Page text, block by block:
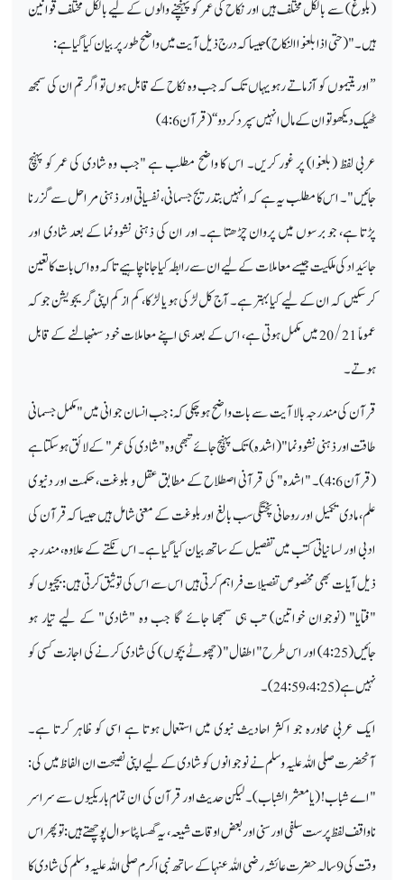
(بلوغ) سے بالکل مختلف ہیں اور نکاح کی عمر کو پہنچنے والوں کے لیے بالکل مختلف قوانین
ہیں۔ " (حتى اذا بلغوا النكاح) جیسا کہ درج ذیل آیت میں واضح طور پر بیان کیا گیا ہے:
’’اور یتیموں کو آزماتے رہو یہاں تک کہ جب وہ نکاح کے قابل ہوں تو اگر تم ان کی سمجھ
ٹھیک دیکھو تو ان کے مال انہیں سپرد کردو‘‘ (قرآن 4:6)
عربی لفظ (بلغوا) پر غور کریں۔ اس کا واضح مطلب ہے "جب وہ شادی کی عمر کو پہنچ
جائیں"۔ اس کا مطلب یہ ہے کہ انہیں بتدریج جسمانی، نفسیاتی اور ذہنی مراحل سے گزرنا
پڑتا ہے، جو برسوں میں پروان چڑھتا ہے۔ اور ان کی ذہنی نشوونما کے بعد شادی اور
جائیداد کی ملکیت جیسے معاملات کے لیے ان سے رابطہ کیا جانا چاہیے تاکہ وہ اس بات کا تعین
کر سکیں کہ ان کے لیے کیا بہتر ہے۔ آج کل لڑکی ہو یا لڑکا، کم از کم اپنی گریجویشن جو کہ
عموماً 20/21 میں مکمل ہوتی ہے، اس کے بعد ہی اپنے معاملات خود سنبھالنے کے قابل
ہوتے۔
قرآن کی مندرجہ بالا آیت سے بات واضح ہو چکی کہ: جب انسان جوانی میں "مکمل جسمانی
طاقت اور ذہنی نشوونما" (اشدہ) تک پہنچ جائے تبھی وہ "شادی کی عمر" کے لائق ہو سکتا ہے
(قرآن 4:6)۔ "اشدہ" کی قرآنی اصطلاح کے مطابق عقل و بلوغت، حکمت اور دنیوی
علم، مادی تکمیل اور روحانی پختگی سب بالغ اور بلوغت کے معنی شامل ہیں جیسا کہ قرآن کی
ادبی اور لسانیاتی کتب میں تفصیل کے ساتھ بیان کیا گیا ہے۔ اس نکتے کے علاوہ، مندرجہ
ذیل آیات بھی مخصوص تفصیلات فراہم کرتی ہیں اس سے اس کی توثیق کرتی ہیں: بچیوں کو
"فتایا" (نوجوان خواتین) تب ہی سمجھا جائے گا جب وہ "شادی" کے لیے تیار ہو
جائیں(4:25) اور اس طرح "اطفال" (چھوٹے بچوں) کی شادی کرنے کی اجازت کسی کو
نہیں ہے (4:25، 24:59)۔
ایک عربی محاورہ جو اکثر احادیث نبوی میں استعمال ہوتا ہے اسی کو ظاہر کرتا ہے۔
آنحضرت صلی اللہ علیہ وسلم نے نوجوانوں کو شادی کے لیے اپنی نصیحت ان الفاظ میں کی:
"اے شباب! (یا معشر الشباب)۔ لیکن حدیث اور قرآن کی ان تمام باریکیوں سے سراسر
ناواقف لفظ پرست سلفی اور سنی اور بعض اوقات شیعہ، یہ گھسا پٹا سوال پوچھتے ہیں: تو پھر اس
وقت کی 9 سالہ حضرت عائشہ رضی اللہ عنہا کے ساتھ نبی اکرم صلی اللہ علیہ وسلم کی شادی کا